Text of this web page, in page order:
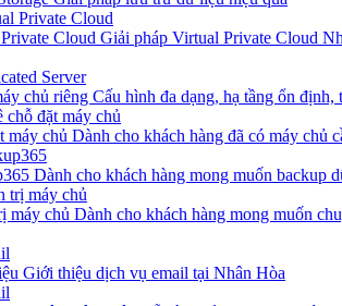
Cloud Giải pháp Virtual Private Cloud
chủ riêng Cấu hình đa dạng, hạ tầng ổn
máy chủ Dành cho khách hàng đã có máy chủ
Dành cho khách hàng mong muốn backup
máy chủ Dành cho khách hàng mong muốn
Giới thiệu dịch vụ email tại Nhân Hòa